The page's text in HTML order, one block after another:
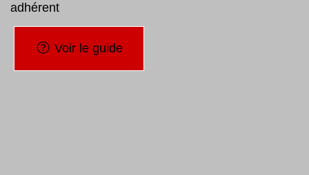
adhérent
Voir le guide